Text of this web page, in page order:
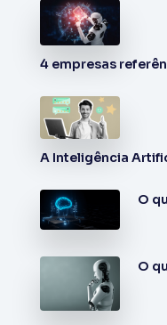
4 empresas
A Inteligência
O
O